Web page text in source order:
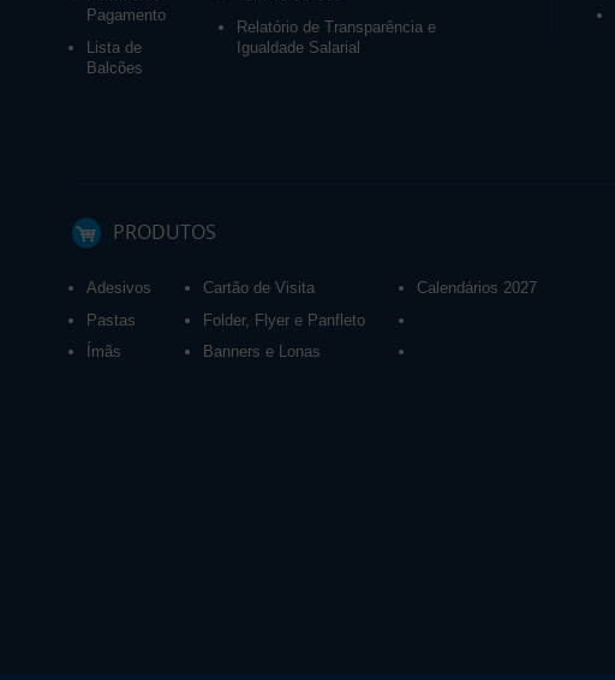
Pagamento
Lista de
Balcões
Relatório de Transparência e
Igualdade Salarial
PRODUTOS
Adesivos
Pastas
Ímãs
Cartão de Visita
Folder, Flyer e Panfleto
Banners e Lonas
Calendários 2027